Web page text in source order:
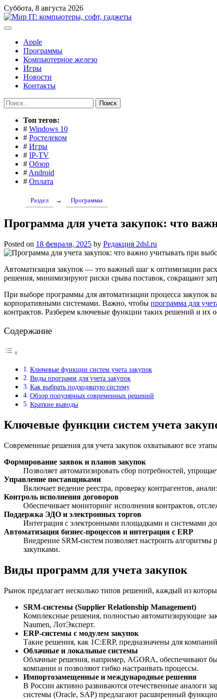
Перейти
к
содержимому
Суббота, 8 августа 2026
Apple
Программы
Компьютерное железо
Игры
Новости
Контакты
Найти:
Toп тегов:
# Windows 10
# Ростелеком
# Игры
# IP-TV
# Обзор
# Android
# Оплата
Раздел → Программы
Программа для учета закупок: что
Posted on 18 февраля, 2025 by Редакция 2dsl.ru
Автоматизация закупок — это важный шаг к оптимизации
решения, минимизируют риски срыва поставок, сокращают
При выборе программы для автоматизации процесса закупок
корпоративными системами. Важно, чтобы программа для
контрактов. Разберем ключевые функции таких решений и их
Содержание
Ключевые функции систем учета закупок
Виды программ для учета закупок
Как выбрать подходящую систему
Обзор популярных современных решений
Краткие выводы
Ключевые функции систем учета
Современные решения для учета закупок охватывают все
Формирование заявок и планов закупок
Позволяет автоматизировать сбор потребностей,
Управление поставщиками
Включает ведение реестра, проверку контрагентов,
Контроль исполнения договоров
Обеспечивает мониторинг исполнения контрактов,
Поддержка ЭДО и электронных торгов
Интеграция с электронными площадками и системами
Автоматизация бизнес-процессов и интеграция с ERP
Внедрение SRM-систем позволяет настроить алгоритмы
закупками.
Виды программ для учета закупок
Рынок предлагает несколько типов решений, каждый из
SRM-системы (Supplier Relationship Management)
Комплексные решения, полностью автоматизирующие
Naumen, ЛотЭксперт.
ERP-системы с модулем закупок
Такие решения, как 1С:ERP, предназначены для
Облачные и локальные системы
Облачные решения, например, AGORA, обеспечивают
компании и позволяют гибко настраивать процессы.
Импортозамещенные и международные решения
В России активно развиваются отечественные аналоги
системы (Oracle, SAP) предлагают расширенный